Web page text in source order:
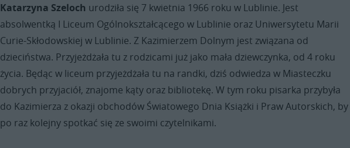
Katarzyna Szeloch urodziła się 7 kwietnia 1966 roku w Lublinie. Jest
absolwentką I Liceum Ogólnokształcącego w Lublinie oraz Uniwersytetu Marii
Curie-Skłodowskiej w Lublinie. Z Kazimierzem Dolnym jest związana od
dzieciństwa. Przyjeżdżała tu z rodzicami już jako mała dziewczynka, od 4 roku
życia. Będąc w liceum przyjeżdżała tu na randki, dziś odwiedza w Miasteczku
dobrych przyjaciół, znajome kąty oraz bibliotekę. W tym roku pisarka przybyła
do Kazimierza z okazji obchodów Światowego Dnia Książki i Praw Autorskich, by
po raz kolejny spotkać się ze swoimi czytelnikami.